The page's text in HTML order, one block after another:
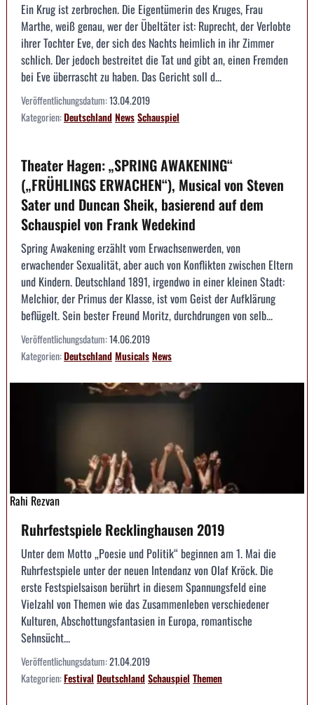
Ein Krug ist zerbrochen. Die Eigentümerin des Kruges, Frau
Marthe, weiß genau, wer der Übeltäter ist: Ruprecht, der Verlobte
ihrer Tochter Eve, der sich des Nachts heimlich in ihr Zimmer
schlich. Der jedoch bestreitet die Tat und gibt an, einen Fremden
bei Eve überrascht zu haben. Das Gericht soll d...
Veröffentlichungsdatum:13.04.2019
Kategorien:DeutschlandNewsSchauspiel
Theater Hagen: „SPRING AWAKENING“
(„FRÜHLINGS ERWACHEN“), Musical von Steven
Sater und Duncan Sheik, basierend auf dem
Schauspiel von Frank Wedekind
Spring Awakening erzählt vom Erwachsenwerden, von
erwachender Sexualität, aber auch von Konflikten zwischen Eltern
und Kindern. Deutschland 1891, irgendwo in einer kleinen Stadt:
Melchior, der Primus der Klasse, ist vom Geist der Aufklärung
beflügelt. Sein bester Freund Moritz, durchdrungen von selb...
Veröffentlichungsdatum:14.06.2019
Kategorien:DeutschlandMusicalsNews
Rahi Rezvan
Ruhrfestspiele Recklinghausen 2019
Unter dem Motto „Poesie und Politik“ beginnen am 1. Mai die
Ruhrfestspiele unter der neuen Intendanz von Olaf Kröck. Die
erste Festspielsaison berührt in diesem Spannungsfeld eine
Vielzahl von Themen wie das Zusammenleben verschiedener
Kulturen, Abschottungsfantasien in Europa, romantische
Sehnsücht...
Veröffentlichungsdatum:21.04.2019
Kategorien:Festival DeutschlandSchauspiel Themen